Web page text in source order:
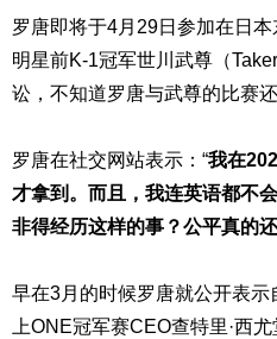
罗唐即将于4月29日参加在日
明星前K-1冠军世川武尊（
讼，不知道罗唐与武尊的比赛
罗唐在社交网站表示：“我在
才拿到。而且，我连英语都
非得经历这样的事？公平真的
早在3月的时候罗唐就公开表
上ONE冠军赛CEO查特里·西